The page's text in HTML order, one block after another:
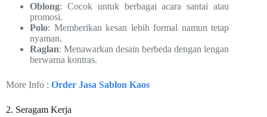
Oblong: Cocok untuk berbagai acara santai atau
promosi.
Polo: Memberikan kesan lebih formal namun tetap
nyaman.
Raglan: Menawarkan desain berbeda dengan lengan
berwarna kontras.
More Info : Order Jasa Sablon Kaos
2. Seragam Kerja